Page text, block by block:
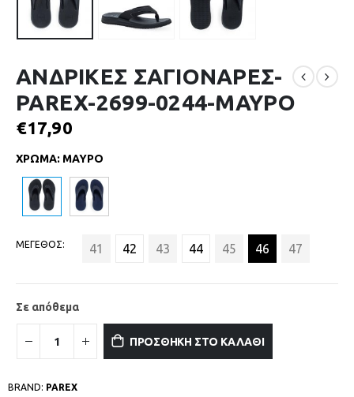
ΑΝΔΡΙΚΕΣ ΣΑΓΙΟΝΑΡΕΣ-
PAREX-2699-0244-ΜΑΥΡΟ
€17,90
ΧΡΩΜΑ: ΜΑΥΡΟ
ΜΕΓΕΘΟΣ 41 42 43 44 45 46 47
Σε απόθεμα
ΠΡΟΣΘΗΚΗ ΣΤΟ ΚΑΛΑΘΙ
BRAND: PAREX